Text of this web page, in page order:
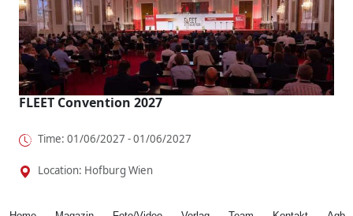
FLEET Convention 2027
Time: 01/06/2027 - 01/06/2027
Location: Hofburg Wien